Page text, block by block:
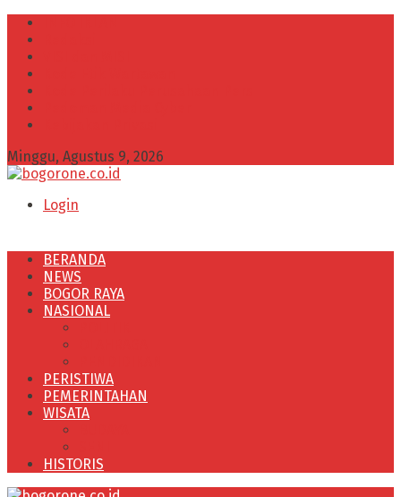
Minggu, Agustus 9, 2026
Login
BERANDA
NEWS
BOGOR RAYA
NASIONAL
PERISTIWA
PEMERINTAHAN
WISATA
HISTORIS